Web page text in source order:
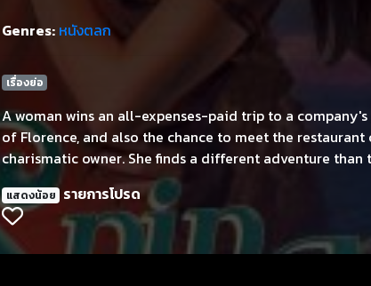
Genres: หนังตลก
เรื่องย่อ
A woman wins an all-expenses-paid trip to a
of Florence, and also the chance to meet the
charismatic owner. She finds a different adventure than
แสดงน้อย รายการโปรด